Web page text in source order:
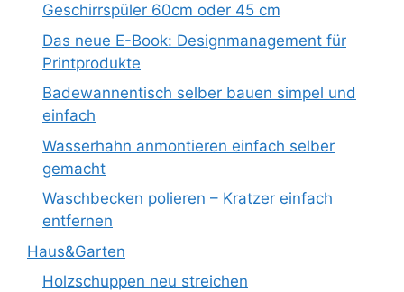
Geschirrspüler 60cm oder 45 cm
Das neue E-Book: Designmanagement für
Printprodukte
Badewannentisch selber bauen simpel und
einfach
Wasserhahn anmontieren einfach selber
gemacht
Waschbecken polieren – Kratzer einfach
entfernen
Haus&Garten
Holzschuppen neu streichen